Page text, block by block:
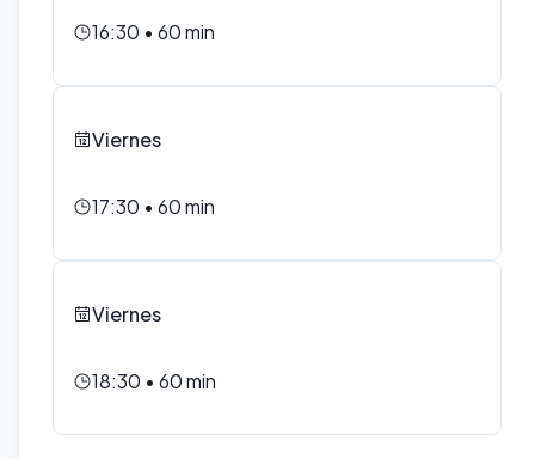
16:30 • 60min
Viernes
17:30 • 60min
Viernes
18:30 • 60min